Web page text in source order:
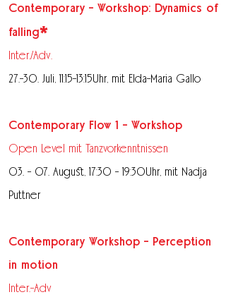
Contemporary - Workshop: Dynamics of
falling*
Inter./Adv.
27.-30. Juli, 11:15-13:15Uhr, mit Elda-Maria Gallo
Contemporary Flow 1 - Workshop
Open Level mit Tanzvorkenntnissen
03. - 07. August, 17:30 - 19:30Uhr, mit Nadja
Puttner
Contemporary Workshop - Perception
in motion
Inter.-Adv